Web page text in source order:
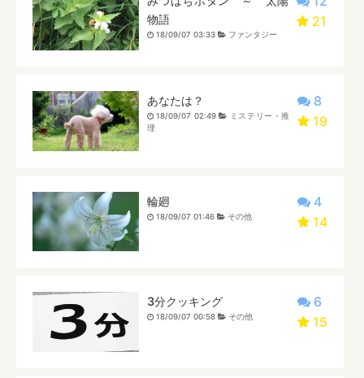
21
物語
18/09/07 03:33 ファンタジー
8
19
あなたは？
18/09/07 02:49
ミステリー・推
理
4
14
輪廻
18/09/07 01:46 その他
6
15
3分クッキング
18/09/07 00:58 その他